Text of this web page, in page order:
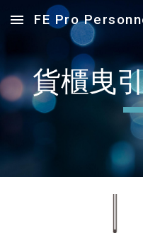
Skip to main content
FE Pro
貨櫃曳